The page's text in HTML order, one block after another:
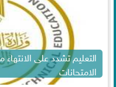
الامتحانات